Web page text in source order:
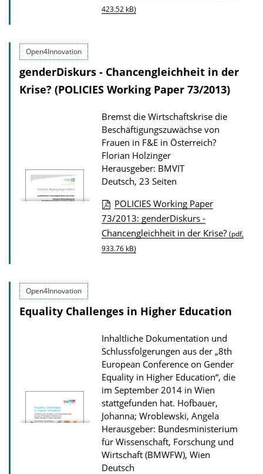
D
l
o
d
s
z
u
r
P
u
b
l
i
o
n
423.52 kB)
Open4Innovation
genderDiskurs - Chancengleichheit in der
Krise? (POLICIES Working Paper 73/2013)
Bremst die Wirtschaftskrise die
Beschäftigungszuwächse von
Frauen in F&E in Österreich?
Florian Holzinger
Herausgeber: BMVIT
Deutsch, 23 Seiten
D
o
w
a
d
s
z
u
r
P
u
b
l
POLICIES Working Paper
73/2013: genderDiskurs -
Chancengleichheit in der Krise? (pdf,
933.76 kB)
Open4Innovation
Equality Challenges in Higher Education
Inhaltliche Dokumentation und
Schlussfolgerungen aus der „8th
European Conference on Gender
Equality in Higher Education“, die
im September 2014 in Wien
stattgefunden hat. Hofbauer,
Johanna; Wroblewski, Angela
Herausgeber: Bundesministerium
für Wissenschaft, Forschung und
Wirtschaft (BMWFW), Wien
Deutsch